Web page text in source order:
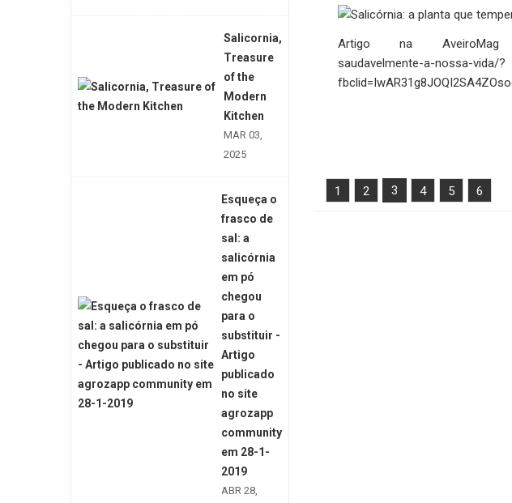
Salicornia,
Treasure
of the
Modern
Kitchen
MAR 03,
2025
Esqueça o
frasco de
sal: a
salicórnia
em pó
chegou
para o
substituir -
Artigo
publicado
no site
agrozapp
community
em 28-1-
2019
ABR 28,
Artigo na AveiroMag
saudavelmente-a-nossa-vida/?
1 2 3 4 5 6